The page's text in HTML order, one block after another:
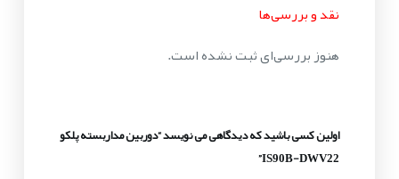
نقد و بررسی‌ها
هنوز بررسی‌ای ثبت نشده است.
اولین کسی باشید که دیدگاهی می نویسد “دوربین مداربسته پلکو
IS90B-DWV22”